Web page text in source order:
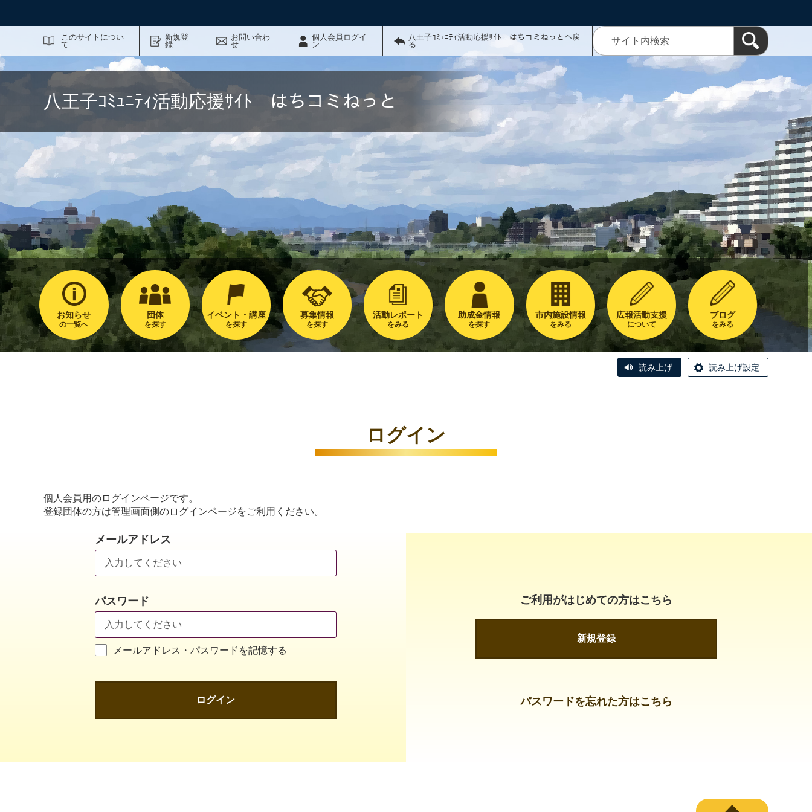
このサイトについ
て
新規登
録
お問い合わ
せ
個人会員ログイ
ン
八王子ｺﾐｭﾆﾃｨ活動応援ｻｲﾄ はちコミねっとへ戻
る
八王子ｺﾐｭﾆﾃｨ活動応援ｻｲﾄ はちコミねっと
お知らせ
の一覧へ
団体
を探す
イベント・講座
を探す
募集情報
を探す
活動レポート
をみる
助成金情報
を探す
市内施設情報
をみる
広報活動支援
について
ブログ
をみる
読み上げ 読み上げ設定
ログイン
個人会員用のログインページです。
登録団体の方は管理画面側のログインページをご利用ください。
メールアドレス
パスワード
メールアドレス・パスワードを記憶する
ログイン
ご利用がはじめての方はこちら
新規登録
パスワードを忘れた方はこちら